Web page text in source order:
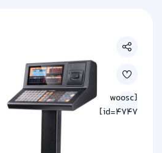
[woosc
id=4747]